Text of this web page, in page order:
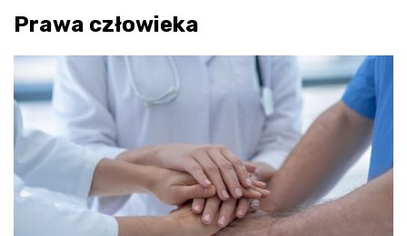
Prawa człowieka